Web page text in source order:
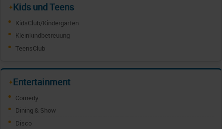
✦Kids und Teens
KidsClub/Kindergarten
Kleinkindbetreuung
TeensClub
✦Entertainment
Comedy
Dining & Show
Disco